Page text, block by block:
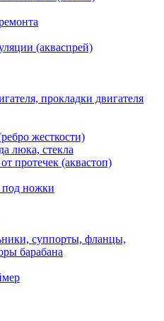
(акваспрей)
прокладки двигателя
жесткости)
люка, стекла
протечек (аквастоп)
ножки
суппорты, фланцы,
барабана